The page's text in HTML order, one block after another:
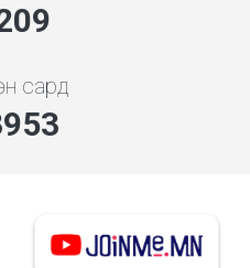
сард